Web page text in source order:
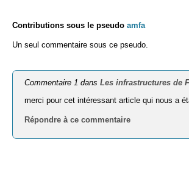
Contributions sous le pseudo amfa
Un seul commentaire sous ce pseudo.
Commentaire 1 dansLes infrastructures de
merci pour cet intéressant article qui nous a
Répondre à ce commentaire